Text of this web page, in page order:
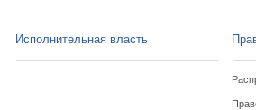
Исполнительная власть